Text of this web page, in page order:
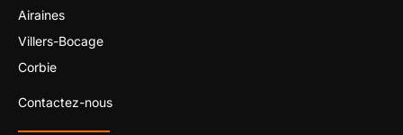
Airaines
Villers-Bocage
Corbie
Contactez-nous